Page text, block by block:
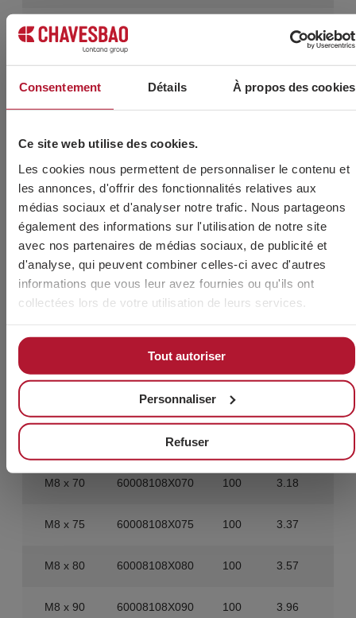
Consentement Détails À propos des cookies
Ce site web utilise des cookies.
Les cookies nous permettent de personnaliser le contenu et
les annonces, d'offrir des fonctionnalités relatives aux
médias sociaux et d'analyser notre trafic. Nous partageons
également des informations sur l'utilisation de notre site
avec nos partenaires de médias sociaux, de publicité et
d'analyse, qui peuvent combiner celles-ci avec d'autres
informations que vous leur avez fournies ou qu'ils ont
collectées lors de votre utilisation de leurs services.
Tout autoriser
Personnaliser
Refuser
M6 x 100 60008106X100 2.3
M6 x 110 60008106X110 100 2.74
M6 x 120 60008106X120 100 3.18
M7 x 50 60008107X050
M8 x 35 60008108X035 200 3.64
M8 x 40 60008108X040 200 4.14
60008108X055 100
60008108X060 100
60008108X065
M8 x 70 60008108X070 100 3.18
M8 x 75 60008108X075 100 3.37
M8 x 80 60008108X080 100 3.57
M8 x 90 60008108X090 100 3.96